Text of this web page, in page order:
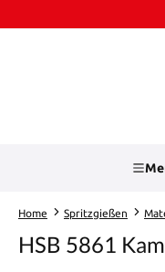
Home Spritzgießen
HSB 5861